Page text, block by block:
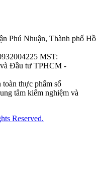
Phú Nhuận, Thành phố Hồ
MST:
Đầu tư TPHCM -
thực phẩm số
tâm kiểm nghiệm và
Reserved.